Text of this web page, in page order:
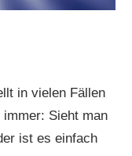
in vielen Fällen
Sieht man
ist es einfach